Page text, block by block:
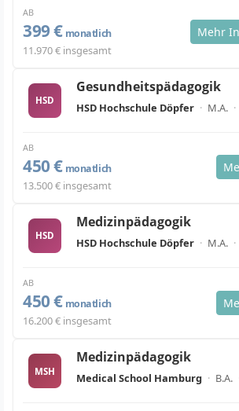
AB
399 € monatlich
11.970 € insgesamt
Mehr
HSD
Gesundheitspädagogik
HSD Hochschule Döpfer · M.A. ·
AB
450 € monatlich
13.500 € insgesamt
HSD
Medizinpädagogik
HSD Hochschule Döpfer · M.A. ·
AB
450 € monatlich
16.200 € insgesamt
MSH
Medizinpädagogik
Medical School Hamburg · B.A.